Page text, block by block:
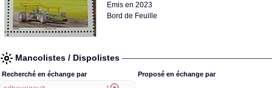
Emis en 2023
Bord de Feuille
Mancolistes / Dispolistes
Recherché en échange par Proposé en échange par